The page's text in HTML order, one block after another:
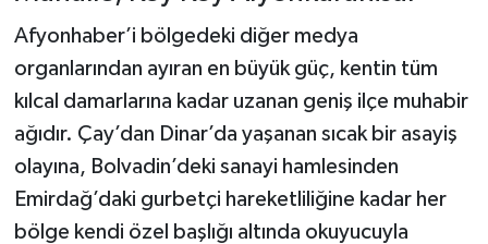
Afyonhaber’i bölgedeki diğer medya
organlarından ayıran en büyük güç, kentin tüm
kılcal damarlarına kadar uzanan geniş ilçe muhabir
ağıdır. Çay’dan Dinar’da yaşanan sıcak bir asayiş
olayına, Bolvadin’deki sanayi hamlesinden
Emirdağ’daki gurbetçi hareketliliğine kadar her
bölge kendi özel başlığı altında okuyucuyla